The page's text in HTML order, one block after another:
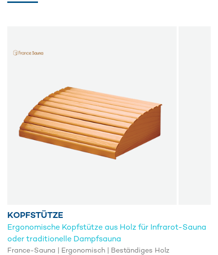
KOPFSTÜTZE
Ergonomische Kopfstütze aus Holz für Infrarot-Sauna
oder traditionelle Dampfsauna
France-Sauna | Ergonomisch | Beständiges Holz